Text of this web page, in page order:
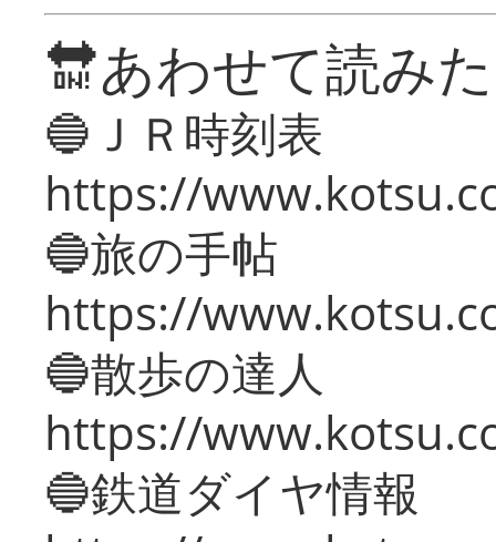
🔛あわせて読み
🔵ＪＲ時刻表
https://
🔵旅の手帖
https://
🔵散歩の達人
https://
🔵鉄道ダイヤ情報